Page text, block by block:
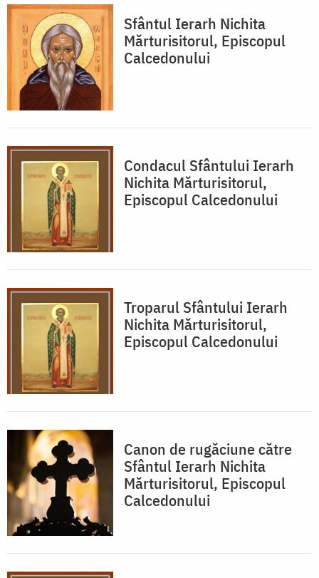
Sfântul Ierarh Nichita
Mărturisitorul, Episcopul
Calcedonului
Condacul Sfântului Ierarh
Nichita Mărturisitorul,
Episcopul Calcedonului
Troparul Sfântului Ierarh
Nichita Mărturisitorul,
Episcopul Calcedonului
Canon de rugăciune către
Sfântul Ierarh Nichita
Mărturisitorul, Episcopul
Calcedonului